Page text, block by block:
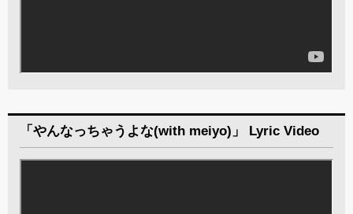
「やんなっちゃうよな(with meiyo)」 Lyric Video